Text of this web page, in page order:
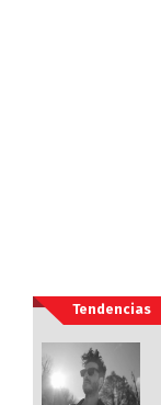
Tendencias